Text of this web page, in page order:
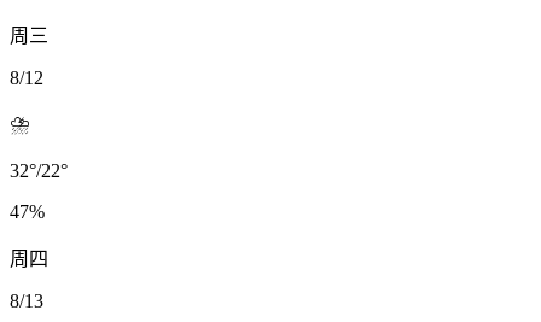
周三
8/12
⛈️
32°/22°
47%
周四
8/13